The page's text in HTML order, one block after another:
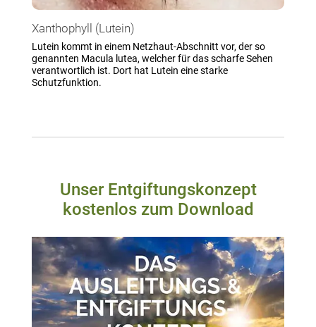
Xanthophyll (Lutein)
Lutein kommt in einem Netzhaut-Abschnitt vor, der so
genannten Macula lutea, welcher für das scharfe Sehen
verantwortlich ist. Dort hat Lutein eine starke
Schutzfunktion.
Unser Entgiftungskonzept
kostenlos zum Download